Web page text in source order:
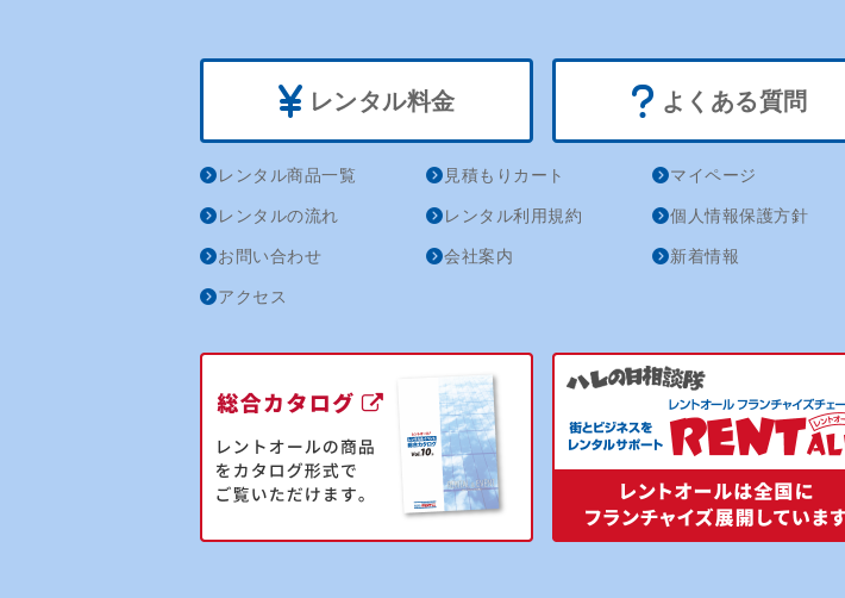
レンタル料金 よくある質問
レンタル商品一覧 見積もりカート
マイページ
レンタルの流れ
レンタル利用規約
個人情報保護方針
お問い合わせ
会社案内
新着情報
アクセス